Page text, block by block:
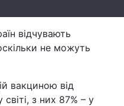
Вакансії
відчувають
не можуть
вакциною від
з них 87% – у